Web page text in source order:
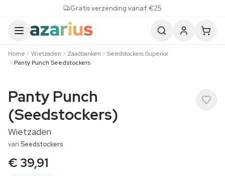
Gratis verzending vanaf €25
Home Wietzaden Zaadbanken
Seedstockers Superior
Panty Punch Seedstockers
Panty Punch
(Seedstockers)
Wietzaden
van Seedstockers
€ 39,91